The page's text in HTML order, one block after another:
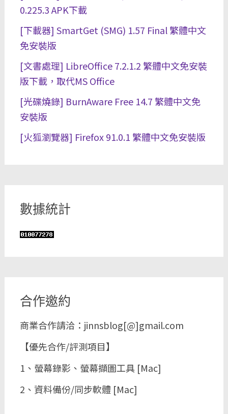
0.225.3 APK下載
[下載器] SmartGet (SMG) 1.57 Final 繁體中文
免安裝版
[文書處理] LibreOffice 7.2.1.2 繁體中文免安裝
版下載，取代MS Office
[光碟燒錄] BurnAware Free 14.7 繁體中文免
安裝版
[火狐瀏覽器] Firefox 91.0.1 繁體中文免安裝版
數據統計
合作邀約
商業合作請洽：jinnsblog[@]gmail.com
【優先合作/評測項目】
1、螢幕錄影、螢幕擷圖工具 [Mac]
2、資料備份/同步軟體 [Mac]